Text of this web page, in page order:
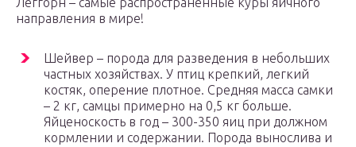
направления в мире!
Шейвер – порода для разведения в небольших
частных хозяйствах. У птиц крепкий, легкий
костяк, оперение плотное. Средняя масса самки
– 2 кг, самцы примерно на 0,5 кг больше.
Яйценоскость в год – 300-350 яиц при должном
кормлении и содержании. Порода вынослива и